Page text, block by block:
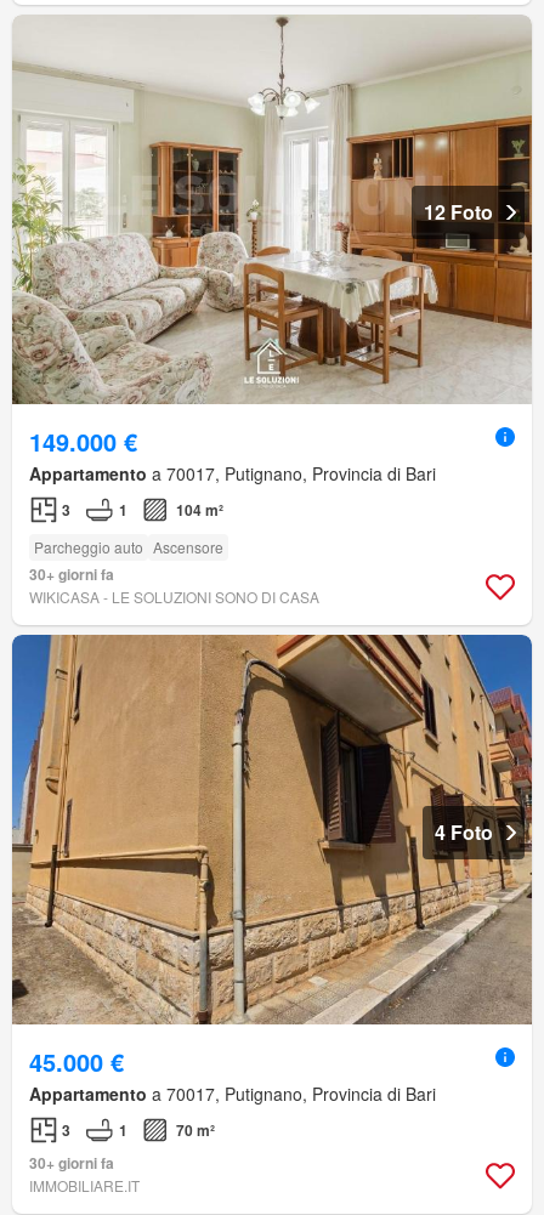
12 Foto
149.000 €
Appartamento a 70017, Putignano, Provincia di Bari
3 1 104 m²
Parcheggio auto Ascensore
30+ giorni fa
WIKICASA - LE SOLUZIONI SONO DI CASA
4 Foto
45.000 €
Appartamento a 70017, Putignano, Provincia di Bari
3 1
70 m²
30+ giorni fa
IMMOBILIARE.IT